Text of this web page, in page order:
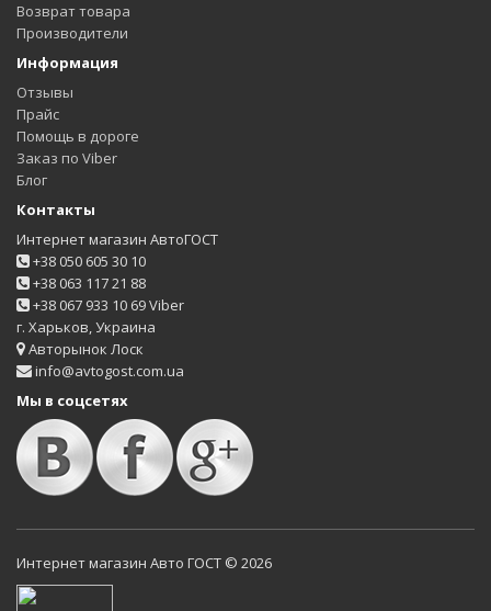
Возврат товара
Производители
Информация
Отзывы
Прайс
Помощь в дороге
Заказ по Viber
Блог
Контакты
Интернет магазин АвтоГОСТ
+38 050 605 30 10
+38 063 117 21 88
+38 067 933 10 69 Viber
г. Харьков, Украина
Авторынок Лоск
info@avtogost.com.ua
Мы в соцсетях
Интернет магазин Авто ГОСТ © 2026